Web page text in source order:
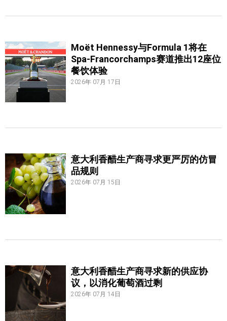
Moët Hennessy与Formula 1将在
Spa-Francorchamps赛道推出12座位
餐饮体验
2026年 07月 17日
意大利香醋生产商寻求更严厉的仿冒
品规则
2026年 07月 15日
意大利香醋生产商寻求新的供应协
议，以消化葡萄酒过剩
2026年 07月 14日